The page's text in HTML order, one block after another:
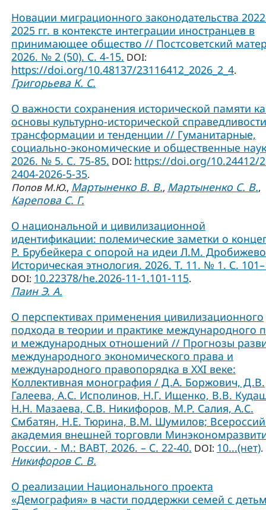
Новации миграционного законодательства
2025 гг. в контексте интеграции иностранцев в
принимающее общество // Постсоветский
2026. № 2 (50). С. 4-15. DOI:
https://doi.org/10.48137/23116412_2026_2_4.
Григорьева К. С.
О важности сохранения исторической памяти
основы культурно-исторической
трансформации и тенденции // Гуманитарные,
социально-экономические и общественные
2026. № 5. С. 75-85. DOI: https://doi.org/10.24412/
2404-2026-5-35.
Попов М.Ю., Мартыненко В. В., Мартыненко С. В.,
Карепова С. Г.
О национальной и цивилизационной
идентификации: полемические заметки о
Р. Брубейкера с опорой на идеи Л.М.
Историческая этнология. 2026. Т. 11. № 1. С.
DOI: 10.22378/he.2026-11-1.101-115.
Паин Э. А.
О перспективах применения цивилизационного
подхода в теории и практике международного
и международных отношений // Прогнозы
международного экономического права и
международного правопорядка в XXI веке:
Коллективная монография / Д.А. Боржович, Д.В.
Галеева, А.С. Исполинов, Н.Г. Ищенко, В.В.
Н.Н. Мазаева, С.В. Никифоров, М.Р. Салия, А.С.
Смбатян, Н.Е. Тюрина, В.М. Шумилов;
академия внешней торговли
России. - М.: ВАВТ, 2026. – С. 22-40. DOI: 10...(нет).
Никифоров С. В.
О реализации Национального проекта
«Демография» в части поддержки семей с